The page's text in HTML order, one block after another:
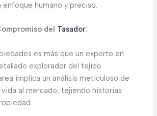
enfoque humano y preciso.
del Tasador:
es más que un experto en
explorador del tejido
implica un análisis meticuloso de
al mercado, tejiendo historias